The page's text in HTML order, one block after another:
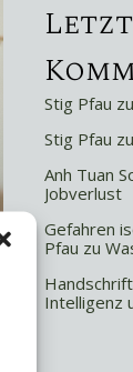
Stig Pfau zu
Stig Pfau zu
Anh Tuan
Jobverlust
Gefahren
Pfau zu
Intelligenz